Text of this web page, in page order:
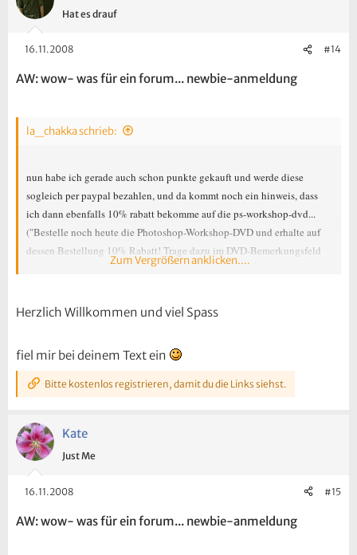
Hat es drauf
16.11.2008 #14
AW: wow- was für ein forum... newbie-anmeldung
la_chakka schrieb:
nun habe ich gerade auch schon punkte gekauft und werde diese
sogleich per paypal bezahlen, und da kommt noch ein hinweis, dass
ich dann ebenfalls 10% rabatt bekomme auf die ps-workshop-dvd...
("Bestelle noch heute die Photoshop-Workshop-DVD und erhalte auf
dessen Bestellung 10% Rabatt! Trage dazu im DVD-Bemerkungsfeld
genau das ein: 10% Rabatt für Punktekäufer")
und habe ebenfalls punkte gekauft.... oder gilt das nur einmal mit den
sorry für die vielen fragen... will nicht raffen, nur sparen, da doch noch
azubine mit wenig kohle...
liebe grüße,
Zum Vergrößern anklicken....
Herzlich Willkommen und viel Spass
fiel mir bei deinem Text ein
Bitte kostenlos registrieren, damit du die Links siehst.
Kate
Just Me
16.11.2008 #15
AW: wow- was für ein forum... newbie-anmeldung